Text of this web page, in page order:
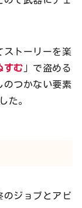
ストーリーを楽
すむ 」で盗める
のつかない要素
た。
のジョブとアビ